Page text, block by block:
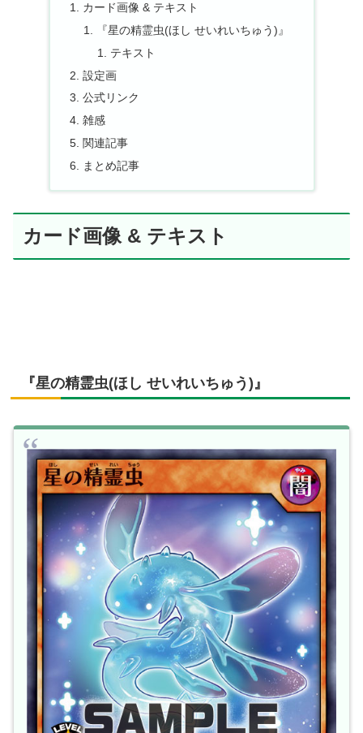
カード画像 & テキスト
『星の精霊虫(ほし せいれいちゅう)』
テキスト
設定画
公式リンク
雑感
関連記事
まとめ記事
カード画像 & テキスト
『星の精霊虫(ほし せいれいちゅう)』